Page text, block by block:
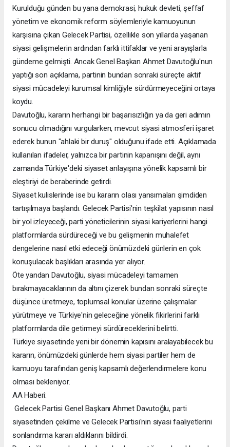
Kurulduğu günden bu yana demokrasi, hukuk devleti, şeffaf
yönetim ve ekonomik reform söylemleriyle kamuoyunun
karşısına çıkan Gelecek Partisi, özellikle son yıllarda yaşanan
siyasi gelişmelerin ardından farklı ittifaklar ve yeni arayışlarla
gündeme gelmişti. Ancak Genel Başkan Ahmet Davutoğlu'nun
yaptığı son açıklama, partinin bundan sonraki süreçte aktif
siyasi mücadeleyi kurumsal kimliğiyle sürdürmeyeceğini ortaya
koydu.
Davutoğlu, kararın herhangi bir başarısızlığın ya da geri adımın
sonucu olmadığını vurgularken, mevcut siyasi atmosferi işaret
ederek bunun "ahlaki bir duruş" olduğunu ifade etti. Açıklamada
kullanılan ifadeler, yalnızca bir partinin kapanışını değil, aynı
zamanda Türkiye'deki siyaset anlayışına yönelik kapsamlı bir
eleştiriyi de beraberinde getirdi.
Siyaset kulislerinde ise bu kararın olası yansımaları şimdiden
tartışılmaya başlandı. Gelecek Partisi'nin teşkilat yapısının nasıl
bir yol izleyeceği, parti yöneticilerinin siyasi kariyerlerini hangi
platformlarda sürdüreceği ve bu gelişmenin muhalefet
dengelerine nasıl etki edeceği önümüzdeki günlerin en çok
konuşulacak başlıkları arasında yer alıyor.
Öte yandan Davutoğlu, siyasi mücadeleyi tamamen
bırakmayacaklarının da altını çizerek bundan sonraki süreçte
düşünce üretmeye, toplumsal konular üzerine çalışmalar
yürütmeye ve Türkiye'nin geleceğine yönelik fikirlerini farklı
platformlarda dile getirmeyi sürdüreceklerini belirtti.
Türkiye siyasetinde yeni bir dönemin kapısını aralayabilecek bu
kararın, önümüzdeki günlerde hem siyasi partiler hem de
kamuoyu tarafından geniş kapsamlı değerlendirmelere konu
olması bekleniyor.
AA Haberi:
Gelecek Partisi Genel Başkanı Ahmet Davutoğlu, parti
siyasetinden çekilme ve Gelecek Partisi'nin siyasi faaliyetlerini
sonlandırma kararı aldıklarını bildirdi.